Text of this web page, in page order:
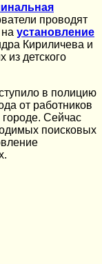
проводят
установление
Кириличева и
детского
в полицию
от работников
Сейчас
поисковых